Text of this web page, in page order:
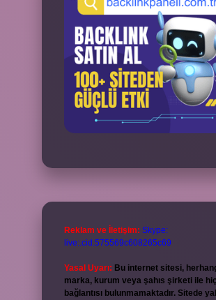
Reklam ve İletişim: Skype:
live:.cid.575569c608265c69
Yasal Uyarı: Bu internet sitesi,
marka, kurum veya şahıs şirketi ile
bağlantısı bulunmamaktadır. Sitede